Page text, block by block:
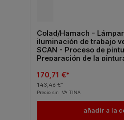
Colad/Hamach -
iluminación de trabajo
SCAN - Proceso de pintura >
Preparación de la pintura
170,71 €*
143,46 €*
Precio sin IVA TINA
añadir a la